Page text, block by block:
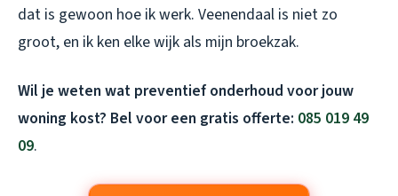
dat is gewoon hoe ik werk. Veenendaal is niet zo
groot, en ik ken elke wijk als mijn broekzak.
Wil je weten wat preventief onderhoud voor jouw
woning kost? Bel voor een gratis offerte: 085 019 49
09.